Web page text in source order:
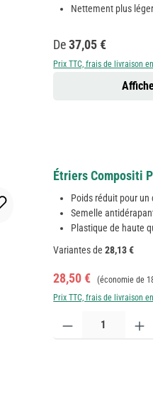
Nettement plus
Prix régulier :
De37,05 €
Prix TTC, frais de livraison
Étriers Compositi
Poids réduit pour un
Semelle
Plastique de haute
Variantes de 28,13 €
Prix de vente :
28,50 € Prix régulier :
(économie de
Prix TTC, frais de livraison
Quantité de produit :